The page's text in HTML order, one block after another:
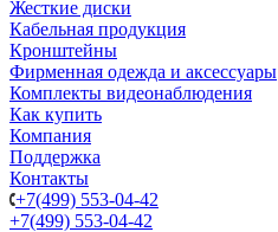
Жесткие диски
Кабельная продукция
Кронштейны
Фирменная одежда и аксессуары
Комплекты видеонаблюдения
Как купить
Компания
Поддержка
Контакты
+7(499) 553-04-42
+7(499) 553-04-42